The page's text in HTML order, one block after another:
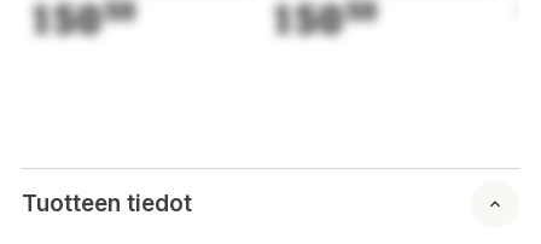
15050 15050
Tuotteen tiedot